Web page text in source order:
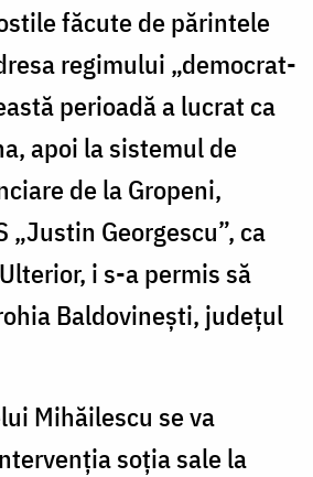
făcute de părintele
regimului „democrat-
perioadă a lucrat ca
apoi la sistemul de
de la Gropeni,
„Justin Georgescu”, ca
i s-a permis să
Baldovinești, județul
Mihăilescu se va
soția sale la